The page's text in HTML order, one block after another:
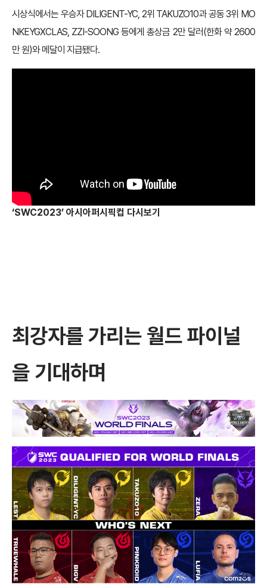
시상식에서는 우승자 DILIGENT-YC, 2위 TAKUZO10과 공동 3위 MO
NKEYGXCLAS, ZZI-SOONG 등에게 총상금 2만 달러(한화 약 2600
만 원)와 메달이 지급됐다.
‘SWC2023’ 아시아퍼시픽컵 다시보기
최강자를 가리는 월드 파이널
을 기대하며